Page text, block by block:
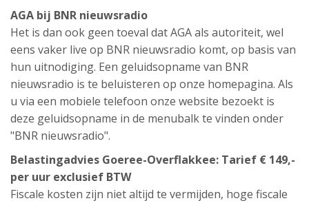
AGA bij BNR nieuwsradio
Het is dan ook geen toeval dat AGA als autoriteit, wel
eens vaker live op BNR nieuwsradio komt, op basis van
hun uitnodiging. Een geluidsopname van BNR
nieuwsradio is te beluisteren op onze homepagina. Als
u via een mobiele telefoon onze website bezoekt is
deze geluidsopname in de menubalk te vinden onder
"BNR nieuwsradio".
Belastingadvies Goeree-Overflakkee: Tarief € 149,-
per uur exclusief BTW
Fiscale kosten zijn niet altijd te vermijden, hoge fiscale